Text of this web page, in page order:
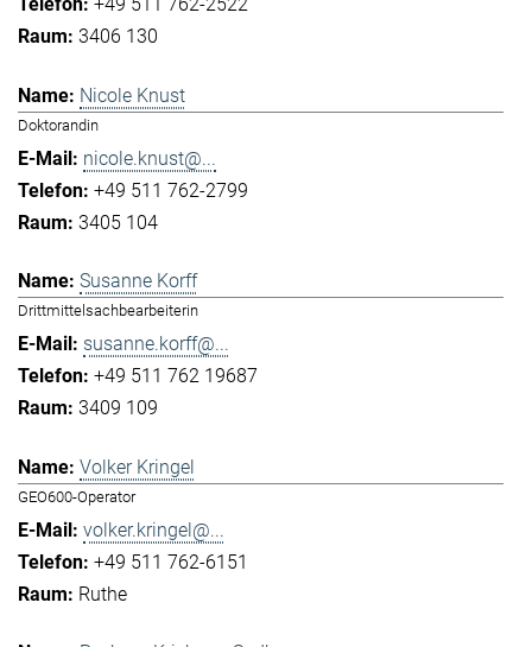
+49 511 762-2522
3406 130
Nicole Knust
Doktorandin
nicole.knust@...
+49 511 762-2799
3405 104
Susanne Korff
Drittmittelsachbearbeiterin
susanne.korff@...
+49 511 762 19687
3409 109
Volker Kringel
GEO600-Operator
volker.kringel@...
+49 511 762-6151
Ruthe